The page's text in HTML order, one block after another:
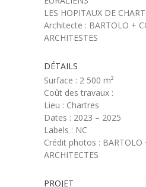
LES HOPITAUX DE
Architecte : BARTOLO +
ARCHITESTES
DÉTAILS
Surface : 2 500 m²
Coût des travaux :
Lieu : Chartres
Dates : 2023 – 2025
Labels : NC
Crédit photos : BARTOLO
ARCHITECTES
PROJET